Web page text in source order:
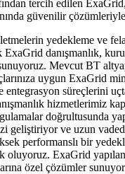
tercih edilen
güvenilir çözümleriyle
yedekleme ve
danışmanlık,
Mevcut BT
uygun ExaGrid
süreçlerini
hizmetlerimiz
doğrultusunda
geliştiriyor ve uzun
performanslı bir
oluyoruz. ExaGrid
özel çözümler